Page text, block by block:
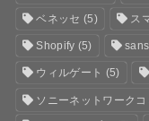
ベネッセ (5) ス
Shopify (5)
ウィルゲート (5)
ソニーネットワーク